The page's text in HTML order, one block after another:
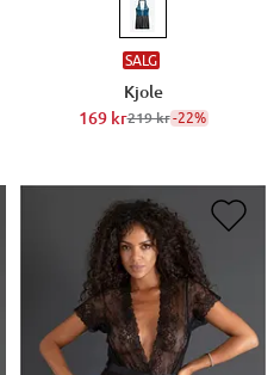
SALG
Kjole
169 kr219 kr-22%